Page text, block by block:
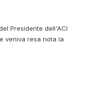
Presidente dell'ACI
veniva resa nota la